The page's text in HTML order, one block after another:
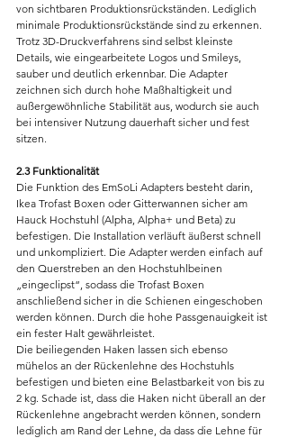
von sichtbaren Produktionsrückständen. Lediglich
minimale Produktionsrückstände sind zu erkennen.
Trotz 3D-Druckverfahrens sind selbst kleinste
Details, wie eingearbeitete Logos und Smileys,
sauber und deutlich erkennbar. Die Adapter
zeichnen sich durch hohe Maßhaltigkeit und
außergewöhnliche Stabilität aus, wodurch sie auch
bei intensiver Nutzung dauerhaft sicher und fest
sitzen.
2.3 Funktionalität
Die Funktion des EmSoLi Adapters besteht darin,
Ikea Trofast Boxen oder Gitterwannen sicher am
Hauck Hochstuhl (Alpha, Alpha+ und Beta) zu
befestigen. Die Installation verläuft äußerst schnell
und unkompliziert. Die Adapter werden einfach auf
den Querstreben an den Hochstuhlbeinen
„eingeclipst“, sodass die Trofast Boxen
anschließend sicher in die Schienen eingeschoben
werden können. Durch die hohe Passgenauigkeit ist
ein fester Halt gewährleistet.
Die beiliegenden Haken lassen sich ebenso
mühelos an der Rückenlehne des Hochstuhls
befestigen und bieten eine Belastbarkeit von bis zu
2 kg. Schade ist, dass die Haken nicht überall an der
Rückenlehne angebracht werden können, sondern
lediglich am Rand der Lehne, da dass die Lehne für